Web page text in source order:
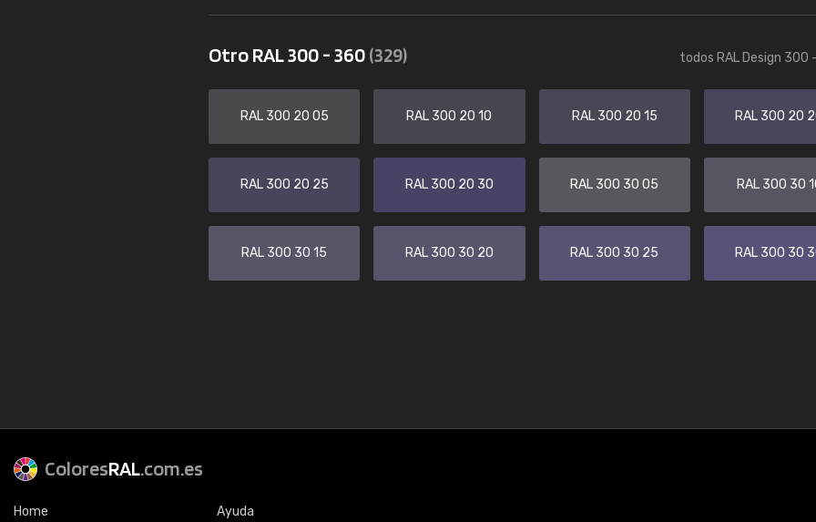
Otro RAL 300 - 360(329) todos RAL Design 300
RAL 300 20 05 RAL 300 20 10 RAL 300 20 15 RAL 300 20
RAL 300 20 25 RAL 300 20 30 RAL 300 30 05 RAL 300 30
RAL 300 30 15 RAL 300 30 20 RAL 300 30 25 RAL 300 30
ColoresRAL.com.es
Home Ayuda